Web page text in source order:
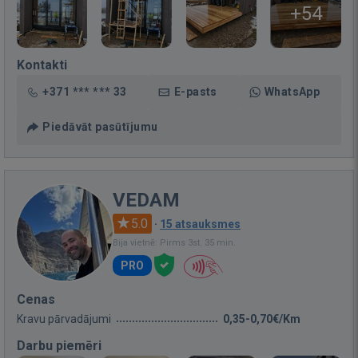
+54
Kontakti
+371 *** *** 33 E-pasts WhatsApp
Piedāvāt pasūtījumu
VEDAM
5.0 · 15 atsauksmes
Bija vietnē: Pirms 3st. 35 min.
PRO
Cenas
Kravu pārvadājumi 0,35-0,70€/Km
Darbu piemēri